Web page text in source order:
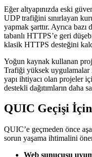
Eğer altyapınızda eski
UDP trafiğini sınırlayan
yapmak şarttır. Ayrıca
tabanlı HTTPS’e geri
klasik HTTPS desteğini
Yoğun kaynak kullanan
Trafiği yüksek uygulamalar
yapı ihtiyacı olan projeler
destekli dağıtımların daha
QUIC Geçişi
QUIC’e geçmeden önce
sorun yaşama ihtimalini
Web sunucusu